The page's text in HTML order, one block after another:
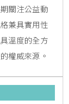
關注公益動
兼具實用性
溫度的全方
權威來源。